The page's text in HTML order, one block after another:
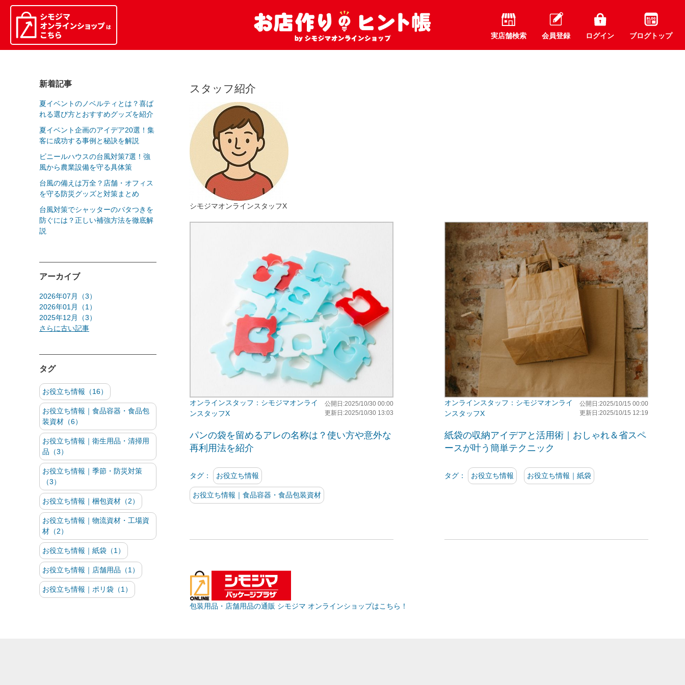
実店舗検索 会員登録 ログイン ブログトップ
新着記事
夏イベントのノベルティとは？喜ば
れる選び方とおすすめグッズを紹介
夏イベント企画のアイデア20選！集
客に成功する事例と秘訣を解説
ビニールハウスの台風対策7選！強
風から農業設備を守る具体策
台風の備えは万全？店舗・オフィス
を守る防災グッズと対策まとめ
台風対策でシャッターのバタつきを
防ぐには？正しい補強方法を徹底解
説
アーカイブ
2026年07月（3）
2026年01月（1）
2025年12月（3）
さらに古い記事
タグ
お役立ち情報（16）
お役立ち情報｜食品容器・食品包
装資材（6）
お役立ち情報｜衛生用品・清掃用
品（3）
お役立ち情報｜季節・防災対策
（3）
お役立ち情報｜梱包資材（2）
お役立ち情報｜物流資材・工場資
材（2）
お役立ち情報｜紙袋（1）
お役立ち情報｜店舗用品（1）
お役立ち情報｜ポリ袋（1）
スタッフ紹介
シモジマオンラインスタッフX
シモジマオンライ
ンスタッフX
公開日:2025/10/30 00:00
更新日:2025/10/30 13:03
パンの袋を留めるアレの名称は？使い方や意外な
再利用法を紹介
タグ： お役立ち情報
お役立ち情報｜食品容器・食品包装資材
シモジマオンライ
ンスタッフX
公開日:2025/10/15 00:00
更新日:2025/10/15 12:19
紙袋の収納アイデアと活用術｜おしゃれ＆省スペ
ースが叶う簡単テクニック
タグ： お役立ち情報 お役立ち情報｜紙袋
包装用品・店舗用品の通販 シモジマ オンラインショップはこちら！